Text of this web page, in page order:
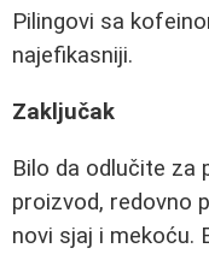
Pilingovi sa
najefikasniji.
Zaključak
Bilo da odlučite za
proizvod, redovno
novi sjaj i mekoću.